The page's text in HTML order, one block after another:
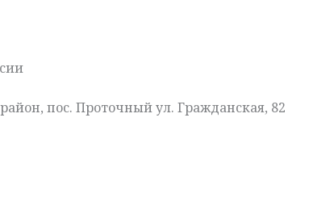
пос. Проточный ул. Гражданская, 82